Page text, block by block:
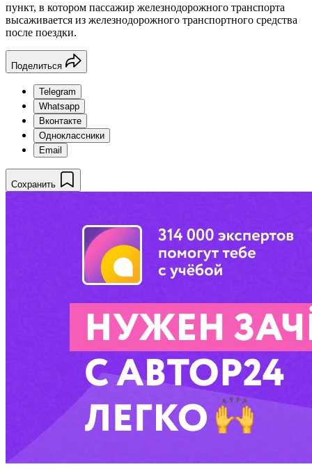
пункт, в котором пассажир железнодорожного транспорта
высаживается из железнодорожного транспортного средства
после поездки.
Поделиться
Telegram
Whatsapp
Вконтакте
Одноклассники
Email
Сохранить